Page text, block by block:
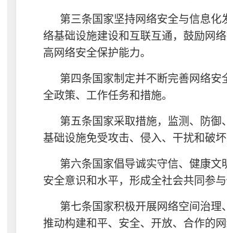
第三条国家坚持网络安全与信息
络基础设施建设和互联互通，鼓励网
高网络安全保护能力。
第四条国家制定并不断完善网络
全政策、工作任务和措施。
第五条国家采取措施，监测、防
基础设施免受攻击、侵入、干扰和破
第六条国家倡导诚实守信、健康
安全意识和水平，形成全社会共同参
第七条国家积极开展网络空间治理
推动构建和平、安全、开放、合作的